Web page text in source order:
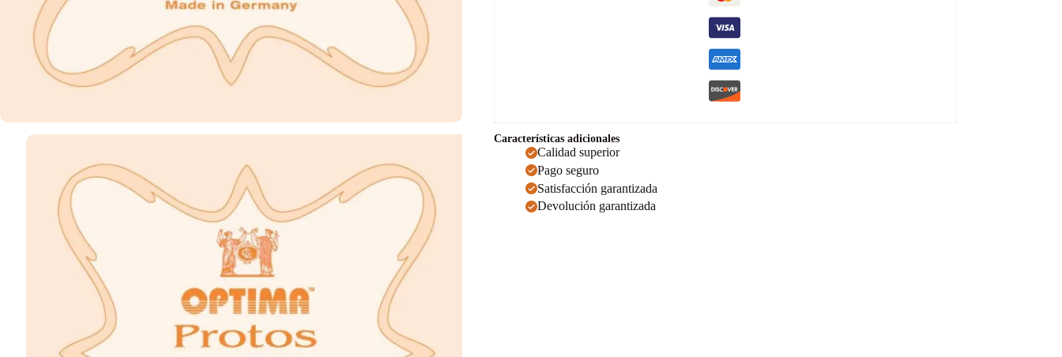
Características adicionales
Calidad superior
Pago seguro
Satisfacción garantizada
Devolución garantizada